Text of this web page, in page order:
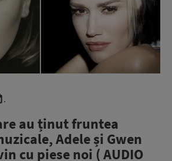
.
au ținut fruntea
Adele și Gwen
cu piese noi ( AUDIO